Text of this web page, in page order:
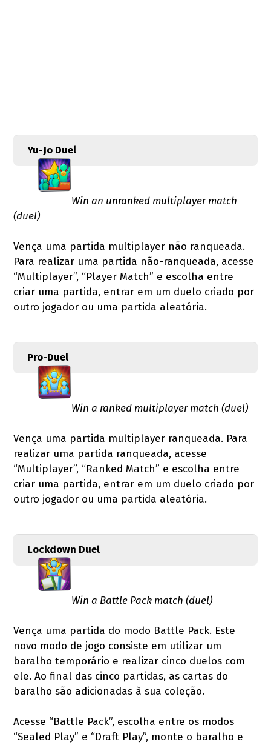
Yu-Jo Duel
Win an unranked multiplayer match
(duel)
Vença uma partida multiplayer não ranqueada.
Para realizar uma partida não-ranqueada, acesse
“Multiplayer”, “Player Match” e escolha entre
criar uma partida, entrar em um duelo criado por
outro jogador ou uma partida aleatória.
Pro-Duel
Win a ranked multiplayer match (duel)
Vença uma partida multiplayer ranqueada. Para
realizar uma partida ranqueada, acesse
“Multiplayer”, “Ranked Match” e escolha entre
criar uma partida, entrar em um duelo criado por
outro jogador ou uma partida aleatória.
Lockdown Duel
Win a Battle Pack match (duel)
Vença uma partida do modo Battle Pack. Este
novo modo de jogo consiste em utilizar um
baralho temporário e realizar cinco duelos com
ele. Ao final das cinco partidas, as cartas do
baralho são adicionadas à sua coleção.
Acesse “Battle Pack”, escolha entre os modos
“Sealed Play” e “Draft Play”, monte o baralho e